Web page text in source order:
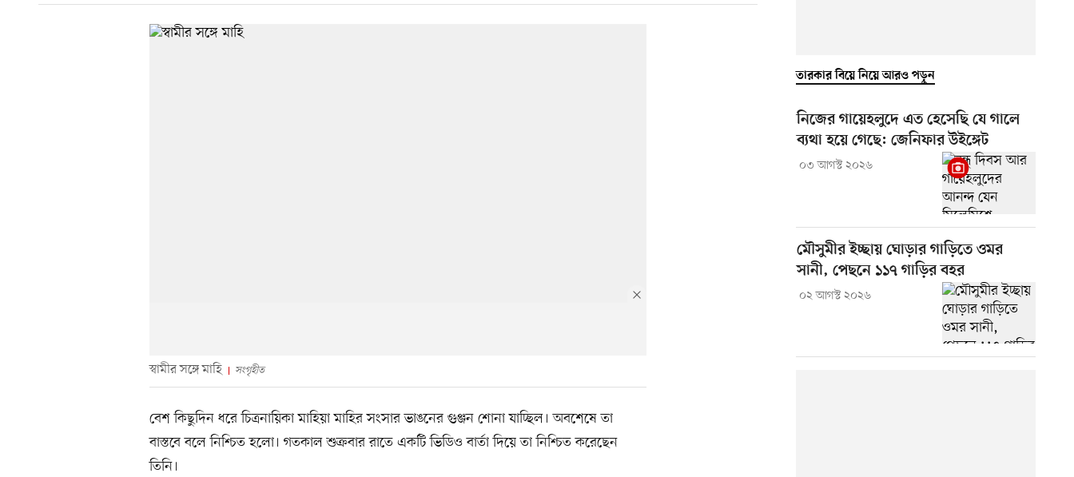
স্বামীর সঙ্গে মাহি সংগৃহীত
বেশ কিছুদিন ধরে চিত্রনায়িকা মাহিয়া মাহির সংসার ভাঙনের গুঞ্জন শোনা যাচ্ছিল। অবশেষে তা
বাস্তবে বলে নিশ্চিত হলো। গতকাল শুক্রবার রাতে একটি ভিডিও বার্তা দিয়ে তা নিশ্চিত করেছেন
তিনি।
তারকার বিয়ে নিয়ে আরও পড়ুন
নিজের গায়েহলুদে এত হেসেছি যে গালে
ব্যথা হয়ে গেছে: জেনিফার উইঙ্গেট
০৩ আগস্ট ২০২৬
মৌসুমীর ইচ্ছায় ঘোড়ার গাড়িতে ওমর
সানী, পেছনে ১১৭ গাড়ির বহর
০২ আগস্ট ২০২৬